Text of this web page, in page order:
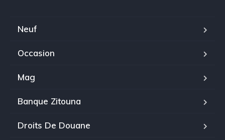
Neuf
Occasion
Mag
Banque Zitouna
Droits De Douane